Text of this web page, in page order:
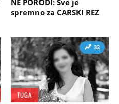
spremno za CARSKI REZ
32
TUGA